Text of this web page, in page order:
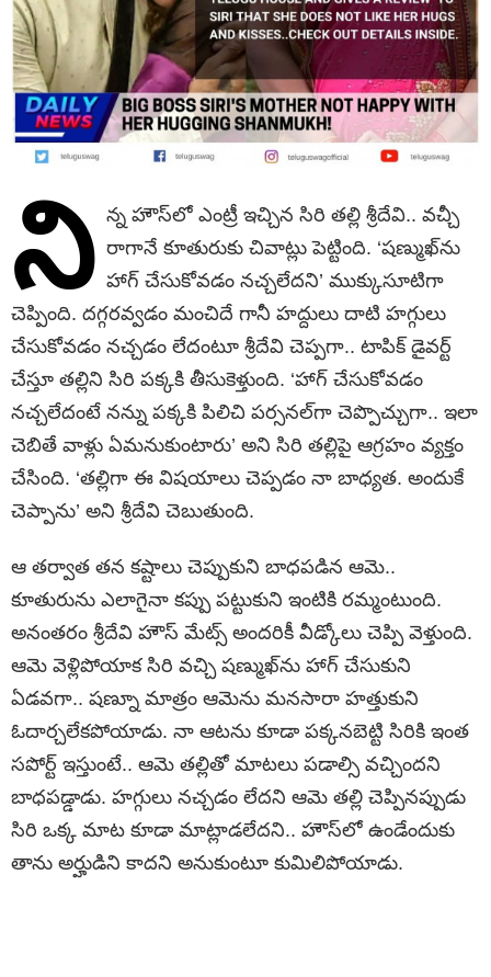
ని న్న హౌస్‌లో ఎంట్రీ ఇచ్చిన సిరి తల్లి శ్రీదేవి.. వచ్చీ
రాగానే కూతురుకు చివాట్లు పెట్టింది. ‘షణ్ముఖ్‌ను
హాగ్ చేసుకోవడం నచ్చలేదని’ ముక్కుసూటిగా
చెప్పింది. దగ్గరవ్వడం మంచిదే గానీ హద్దులు దాటి హగ్గులు
చేసుకోవడం నచ్చడం లేదంటూ శ్రీదేవి చెప్పగా.. టాపిక్ డైవర్ట్
చేస్తూ తల్లిని సిరి పక్కకి తీసుకెళ్తుంది. ‘హాగ్ చేసుకోవడం
నచ్చలేదంటే నన్ను పక్కకి పిలిచి పర్సనల్‌గా చెప్పొచ్చుగా.. ఇలా
చెబితే వాళ్లు ఏమనుకుంటారు’ అని సిరి తల్లిపై ఆగ్రహం వ్యక్తం
చేసింది. ‘తల్లిగా ఈ విషయాలు చెప్పడం నా బాధ్యత. అందుకే
చెప్పాను’ అని శ్రీదేవి చెబుతుంది.
ఆ తర్వాత తన కష్టాలు చెప్పుకుని బాధపడిన ఆమె..
కూతురును ఎలాగైనా కప్పు పట్టుకుని ఇంటికి రమ్మంటుంది.
అనంతరం శ్రీదేవి హౌస్ మేట్స్ అందరికీ వీడ్కోలు చెప్పి వెళ్తుంది.
ఆమె వెళ్లిపోయాక సిరి వచ్చి షణ్ముఖ్‌ను హాగ్ చేసుకుని
ఏడవగా.. షణ్నూ మాత్రం ఆమెను మనసారా హత్తుకుని
ఓదార్చలేకపోయాడు. నా ఆటను కూడా పక్కనబెట్టి సిరికి ఇంత
సపోర్ట్ ఇస్తుంటే.. ఆమె తల్లితో మాటలు పడాల్సి వచ్చిందని
బాధపడ్డాడు. హగ్గులు నచ్చడం లేదని ఆమె తల్లి చెప్పినప్పుడు
సిరి ఒక్క మాట కూడా మాట్లాడలేదని.. హౌస్‌లో ఉండేందుకు
తాను అర్హుడిని కాదని అనుకుంటూ కుమిలిపోయాడు.